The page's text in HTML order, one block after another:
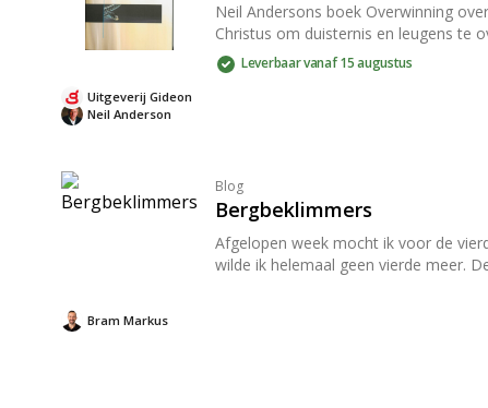
Neil Andersons boek Overwinning
Christus om duisternis en leugens te
Leverbaar vanaf 15 augustus
Neil Anderson
Uitgeverij Gideon
Blog
Bergbeklimmers
Afgelopen week mocht ik voor de
wilde ik helemaal geen vierde meer.
Bram Markus